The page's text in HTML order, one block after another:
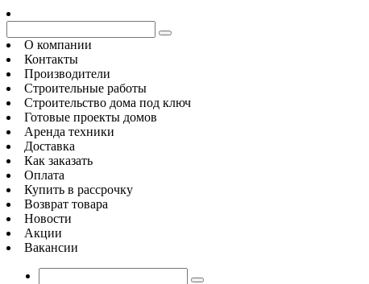
О компании
Контакты
Производители
Строительные работы
Строительство дома под ключ
Готовые проекты домов
Аренда техники
Доставка
Как заказать
Оплата
Купить в рассрочку
Возврат товара
Новости
Акции
Вакансии